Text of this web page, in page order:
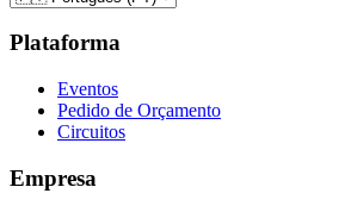
Plataforma
Eventos
Pedido de Orçamento
Circuitos
Empresa